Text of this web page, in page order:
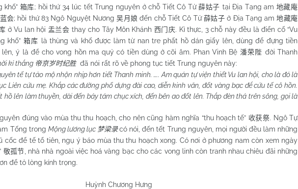
khố” 箱库; hồi thứ 34 lúc tết Trung nguyên ở chỗ Tiết Cô Tử薛姑子 tại Địa Tạng am 地藏庵
会; hồi thứ 83 Ngô Nguyệt Nương吴月娘 đến chỗ Tiết Cô Tử薛姑子 ở Địa Tạng am地藏庵
ở Vu lan hội 盂兰会 thay cho Tây Môn Khánh 西门庆. Kì thực, 3 chỗ này đều là điển cố “Vu
khố” 箱库
là thùng và khố được làm từ nan tre phất hồ dán giấy lên, dùng để đựng tiền
ý là để cho vong hồn ma quỷ có tiền dùng ở cõi âm. Phan Vinh Bệ 潘荣陛 đời Thanh
kỉ thắng 帝京岁时纪胜đã nói rất rõ về phong tục tiết Trung nguyên này:
tế tự tảo mộ nhộn nhịp hơn tiết Thanh minh. ….. Am quán tự viện thiết Vu lan hội, cho là đó là
Liên cứu mẹ. Khắp các đường phố dựng đài cao, diễn kinh văn, đốt vàng bạc để cứu tế cô hồn.
hồ lên làm thuyền, dài đến bảy tám chục xích, đến bên ao đốt lên. Thắp đèn thả trên sông, gọi là
đúng vào mùa thu thu hoạch, cho nên cũng hàm nghĩa “thu hoạch tế” 收获祭. Ngô Tự
Tống trong Mộng lương lục 梦梁录 có nói, đến tết Trung nguyên, mọi người đều làm những
cốc để tế tổ tiên, ngụ ý báo mùa thu thu hoạch xong. Có nơi ở phương nam còn xem ngày
敬孤节 , nhà nhà ngoài việc hoá vàng bạc cho các vong linh còn tranh nhau chiêu đãi những
để tỏ lòng kính trọng.
Chương Hưng